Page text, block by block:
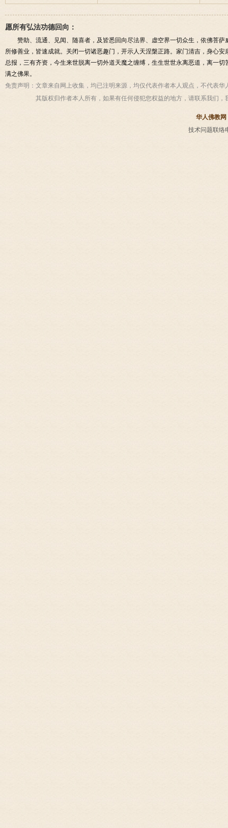
愿所有弘法功德回向：
赞助、流通、见闻、随喜者，及皆悉回向尽法界、虚空界一切众生，依佛菩
所修善业，皆速成就。关闭一切诸恶趣门，开示人天涅槃正路。家门清吉，身心
总报，三有齐资，今生来世脱离一切外道天魔之缠缚，生生世世永离恶道，离一
满之佛果。
免责声明： 文章来自网上收集，均已注明来源，均仅代表作者本人观点，不代表
其版权归作者本人所有，如果有任何侵犯您权益的地方，请联系我们，
华人佛教网
技术问题联络